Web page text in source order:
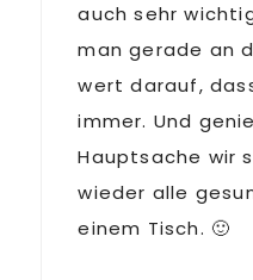
auch sehr
man gerade an
wert darauf,
immer. Und
Hauptsache wir
wieder alle
einem Tisch. 🙂